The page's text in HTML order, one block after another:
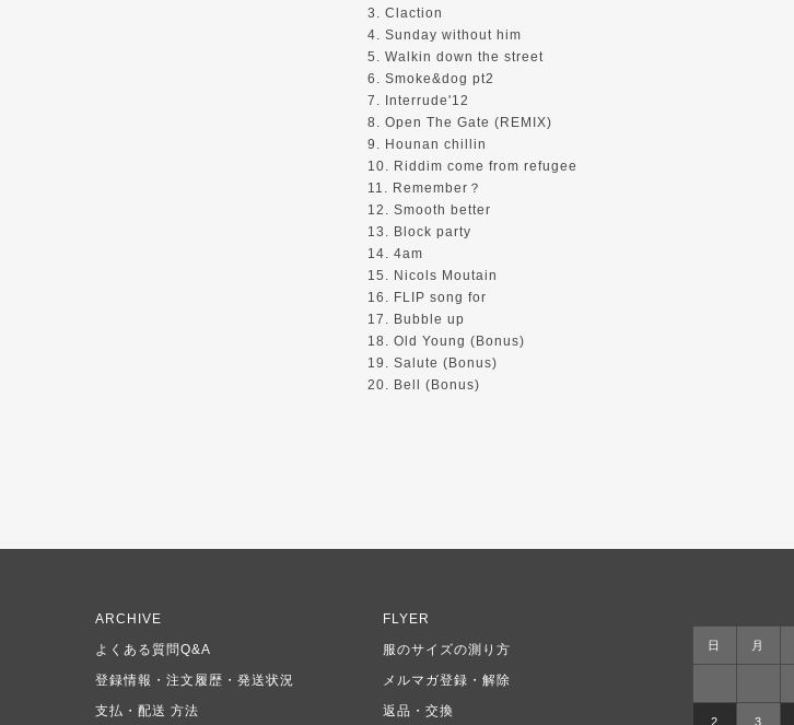
3. Claction
4. Sunday without him
5. Walkin down the street
6. Smoke&dog pt2
7. Interrude'12
8. Open The Gate (REMIX)
9. Hounan chillin
10. Riddim come from refugee
11. Remember？
12. Smooth better
13. Block party
14. 4am
15. Nicols Moutain
16. FLIP song for
17. Bubble up
18. Old Young (Bonus)
19. Salute (Bonus)
20. Bell (Bonus)
日 月
2 3
ARCHIVE
FLYER
よくある質問Q&A
服のサイズの測り方
登録情報・注文履歴・発送状況
メルマガ登録・解除
支払・配送 方法
返品・交換